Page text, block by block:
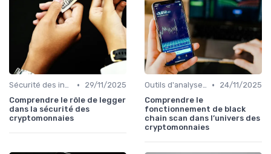
Sécurité des investissements en ligne •
29/11/2025
Comprendre le rôle de legger
dans la sécurité des
cryptomonnaies
Outils d'analyse et de suivi •
24/11/2025
Comprendre le
fonctionnement de black
chain scan dans l’univers des
cryptomonnaies